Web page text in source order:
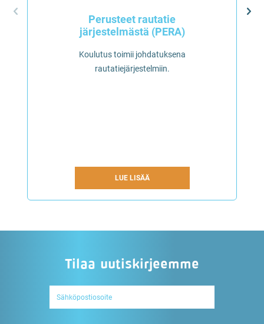
Perusteet rautatie
järjestelmästä (PERA)
Koulutus toimii johdatuksena
rautatiejärjestelmiin.
LUE LISÄÄ
Tilaa uutiskirjeemme